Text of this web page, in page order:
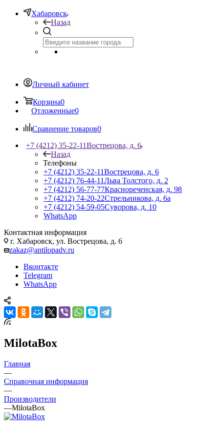
Хабаровск
Назад
Личный кабинет
Корзина0
Отложенные0
Сравнение товаров0
+7 (4212) 35-22-11Вострецова, д. 6
Назад
Телефоны
+7 (4212) 35-22-11Вострецова, д. 6
+7 (4212) 76-44-11Льва Толстого, д. 2
+7 (4212) 56-77-77Краснореченская, д. 98
+7 (4212) 74-20-22Стрельникова, д. 6а
+7 (4212) 54-59-05Суворова, д. 10
WhatsApp
Контактная информация
г. Хабаровск, ул. Вострецова, д. 6
zakaz@antilopadv.ru
Вконтакте
Telegram
WhatsApp
MilotaBox
Главная
—
Справочная информация
—
Производители
—MilotaBox